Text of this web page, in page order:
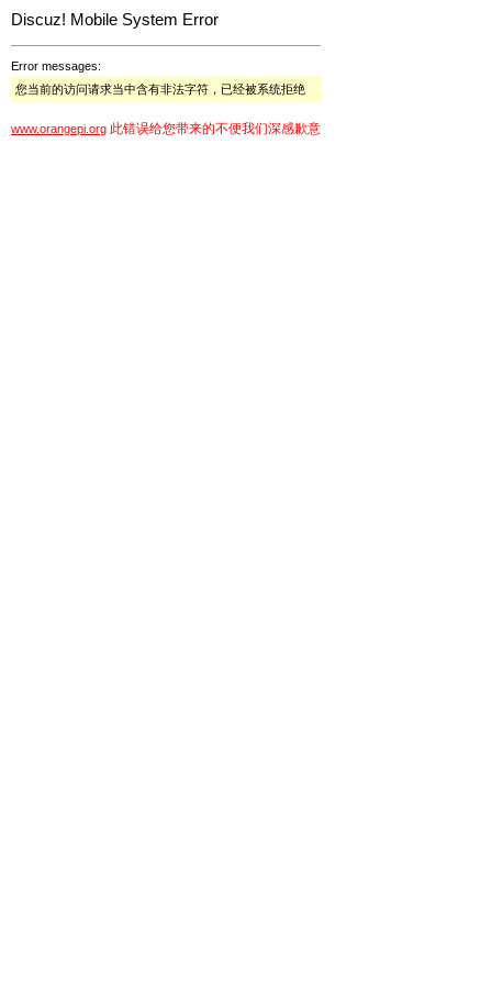
Discuz! Mobile System Error
Error messages:
您当前的访问请求当中含有非法字符，已经被系统拒绝
www.orangepi.org 此错误给您带来的不便我们深感歉意